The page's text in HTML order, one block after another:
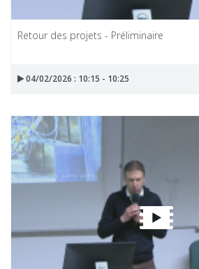
Retour des projets - Préliminaire
04/02/2026 : 10:15 - 10:25